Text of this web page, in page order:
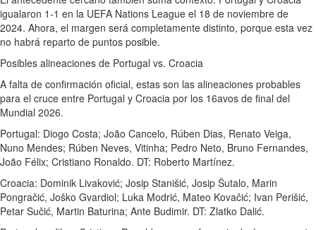
igualaron 1-1 en la UEFA Nations League el 18 de noviembre de
2024. Ahora, el margen será completamente distinto, porque esta vez
no habrá reparto de puntos posible.
Posibles alineaciones de Portugal vs. Croacia
A falta de confirmación oficial, estas son las alineaciones probables
para el cruce entre Portugal y Croacia por los 16avos de final del
Mundial 2026.
Portugal: Diogo Costa; João Cancelo, Rúben Dias, Renato Veiga,
Nuno Mendes; Rúben Neves, Vitinha; Pedro Neto, Bruno Fernandes,
João Félix; Cristiano Ronaldo. DT: Roberto Martínez.
Croacia: Dominik Livaković; Josip Stanišić, Josip Šutalo, Marin
Pongračić, Joško Gvardiol; Luka Modrić, Mateo Kovačić; Ivan Perišić,
Petar Sučić, Martin Baturina; Ante Budimir. DT: Zlatko Dalić.